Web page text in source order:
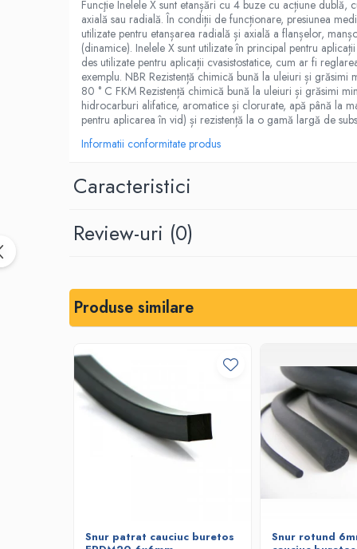
Placi din cauciuc spongios
EPDM Spongios
Placi din Marsit si Grafit
Marsit (clingherit)
Covoare cauciuc antiderapant
Covor din granule de cauciuc
Protectie la electrocutare
Carton electroizolant - Prespan
Adeziv lipire/reparare cauciuc
Benzi transportoare
Placa cauciucare tamburi
Bare de impact
Razuitoare lame zapada
Produse Siguranta Traficului
Funcţie Inelele X sunt etanșări cu 4 buze cu acțiune
axială sau radială. În condiții de funcționare, presiunea
utilizate pentru etanșarea radială și axială a flanșelor,
(dinamice). Inelele X sunt utilizate în principal pentru
des utilizate pentru aplicații cvasistostatice, cum ar fi
exemplu. NBR Rezistență chimică bună la uleiuri și
80 ° C FKM Rezistență chimică bună la uleiuri și grăsimi
hidrocarburi alifatice, aromatice și clorurate, apă până la
pentru aplicarea în vid) și rezistență la o gamă largă de
Informatii conformitate produs
Caracteristici
Review-uri (0)
Produse similare
Snur patrat cauciuc buretos
Snur rotund